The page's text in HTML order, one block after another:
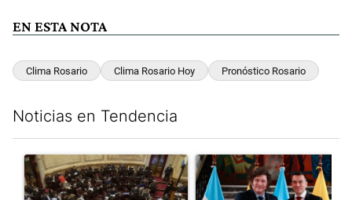
EN ESTA NOTA
Clima Rosario Clima Rosario Hoy Pronóstico Rosario
Noticias en Tendencia
Un artículo de tendencia con el título "El Senado dio media
Un artículo de tendencia con